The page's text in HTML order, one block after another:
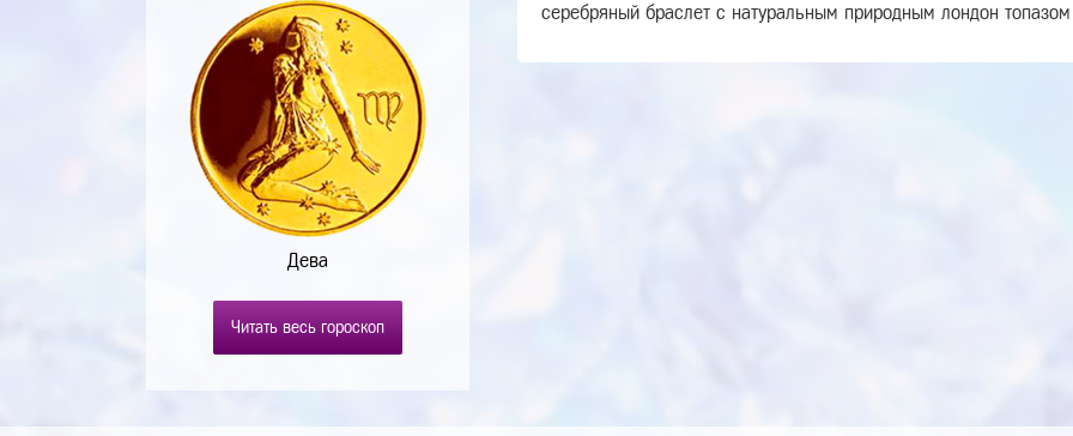
Дева
Читать весь гороскоп
серебряный браслет с натуральным природным лондон топазом